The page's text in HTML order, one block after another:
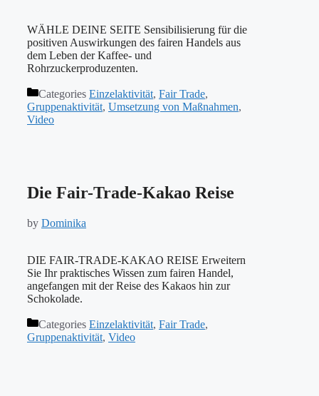
WÄHLE DEINE SEITE Sensibilisierung für die
positiven Auswirkungen des fairen Handels aus
dem Leben der Kaffee- und
Rohrzuckerproduzenten.
Categories Einzelaktivität, Fair Trade,
Gruppenaktivität, Umsetzung von Maßnahmen,
Video
Die Fair-Trade-Kakao Reise
by Dominika
DIE FAIR-TRADE-KAKAO REISE Erweitern
Sie Ihr praktisches Wissen zum fairen Handel,
angefangen mit der Reise des Kakaos hin zur
Schokolade.
Categories Einzelaktivität, Fair Trade,
Gruppenaktivität, Video